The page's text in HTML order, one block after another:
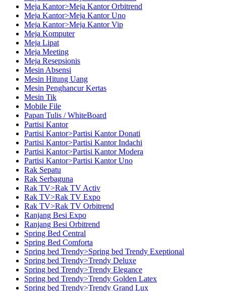
Meja Kantor>Meja Kantor Orbitrend
Meja Kantor>Meja Kantor Uno
Meja Kantor>Meja Kantor Vip
Meja Komputer
Meja Lipat
Meja Meeting
Meja Resepsionis
Mesin Absensi
Mesin Hitung Uang
Mesin Penghancur Kertas
Mesin Tik
Mobile File
Papan Tulis / WhiteBoard
Partisi Kantor
Partisi Kantor>Partisi Kantor Donati
Partisi Kantor>Partisi Kantor Indachi
Partisi Kantor>Partisi Kantor Modera
Partisi Kantor>Partisi Kantor Uno
Rak Sepatu
Rak Serbaguna
Rak TV>Rak TV Activ
Rak TV>Rak TV Expo
Rak TV>Rak TV Orbitrend
Ranjang Besi Expo
Ranjang Besi Orbitrend
Spring Bed Central
Spring Bed Comforta
Spring bed Trendy>Spring bed Trendy Exeptional
Spring bed Trendy>Trendy Deluxe
Spring bed Trendy>Trendy Elegance
Spring bed Trendy>Trendy Golden Latex
Spring bed Trendy>Trendy Grand Lux